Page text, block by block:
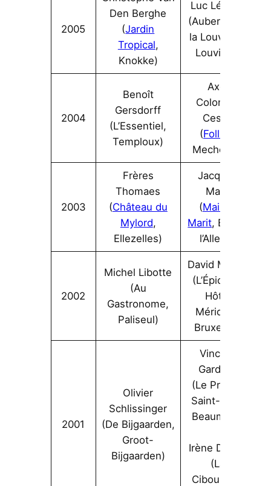
2005
Den Berghe
(Jardin
Tropical,
Knokke)
Luc Légaux
(Auberge de
la Louve, La
Louvière)
2004
Benoît
Gersdorff
(L’Essentiel,
Temploux)
Axel
Colonna-
Cesari
(Folliez
Mechelen)
2003
Frères
Thomaes
(Château du
Mylord,
Ellezelles)
Jacques
Marit
(Maison
Marit, Braine
l’Alleud)
2002
Michel Libotte
(Au
Gastronome,
Paliseul)
David Martin
(L’Épicerie,
Hôtel
Méridien,
Bruxelles)
2001
Olivier
Schlissinger
(De Bijgaarden,
Groot-
Bijgaarden)
Vincent
Gardinal
(Le Prieuré
Saint-Géry,
Beaumont)
Irène Delrée
(La
Ciboulette,